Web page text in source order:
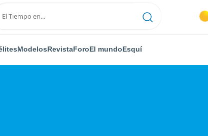
ModelosRevistaForoEl mundoEsquí